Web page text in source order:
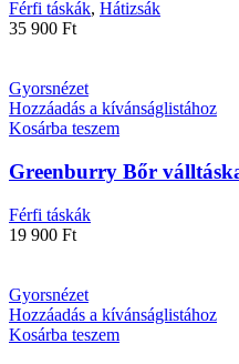
Férfi táskák, Hátizsák
35 900 Ft
Gyorsnézet
Hozzáadás a kívánságlistához
Kosárba teszem
Greenburry Bőr
Férfi táskák
19 900 Ft
Gyorsnézet
Hozzáadás a kívánságlistához
Kosárba teszem